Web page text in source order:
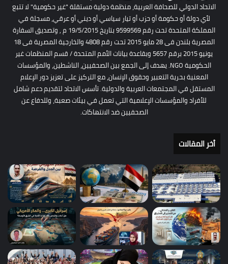
الاتحاد الدولي للصحافة العربية، منظمة دولية مستقلة "غير حكومية" لا تتبع
لأي دولة أو حكومة أو حزب أو تيار سياسي أو ديني أو عرقي، مسجلة في
المملكة المتحدة تحت رقم 9599569 بتاريخ 19/5/2015 م , وتصديق السفارة
المصرية بلندن فى 28 مايو 2015 تحت رقم 4808 والخارجية المصرية فى 18
يونيو 2015 برقم 5657 وبقاعدة بيانات الأمم المتحدة / قسم المنظمات غير
الحكومية NGO. يهدف إلى الجمع بين الصحفيين، الناشطين، والمؤسسات
المعنية بحرية التعبير وحقوق الإنسان، مع التركيز على تعزيز دور الإعلام
المستقل في المجتمعات العربية والدولية. تأسس الاتحاد لتقديم دعم شامل
للأفراد والمؤسسات الإعلامية التي تعمل في بيئات صعبة، وللدفاع عن
الصحفيين ضد الانتهاكات.
أخر المقالات